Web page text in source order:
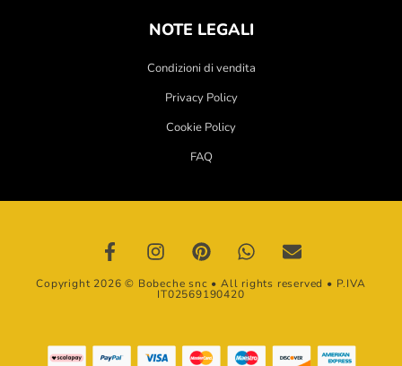
NOTE LEGALI
Condizioni di vendita
Privacy Policy
Cookie Policy
FAQ
Copyright 2026 © Bobeche snc • All rights reserved • P.IVA
IT02569190420